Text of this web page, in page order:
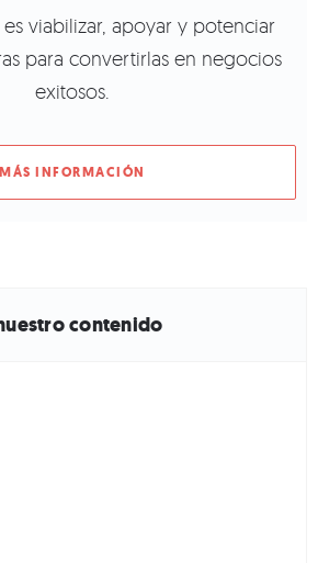
viabilizar, apoyar y potenciar
para convertirlas en negocios
exitosos.
MÁS INFORMACIÓN
contenido